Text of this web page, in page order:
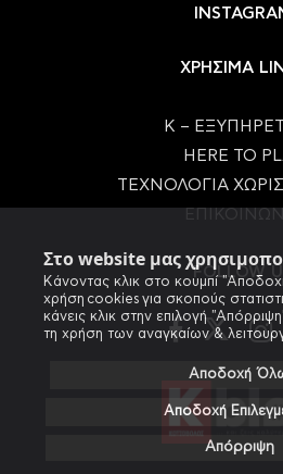
Στο website μας
Κάνοντας κλικ στο κουμπί
χρήση cookies για σκοπούς
κάνεις κλικ στην επιλογή
τη χρήση των αναγκαίων &
Αποδοχή
Αποδοχή
Απόρριψη
ΧΡΗΣΙΜΑ
Κ –
HERE TO
ΤΕΧΝΟΛΟΓΙΑ
FOLLOW